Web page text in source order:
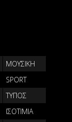
ΜΟΥΣΙΚΗ
SPORT
ΤΥΠΟΣ
ΙΣΟΤΙΜΙΑ